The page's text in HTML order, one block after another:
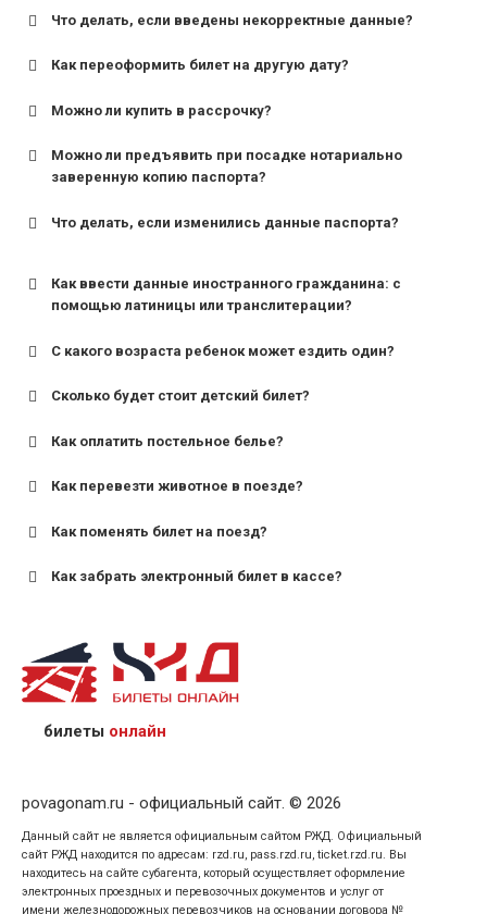
Что делать, если введены некорректные данные?
Как переоформить билет на другую дату?
Можно ли купить в рассрочку?
Можно ли предъявить при посадке нотариально
заверенную копию паспорта?
Что делать, если изменились данные паспорта?
Как ввести данные иностранного гражданина: с
помощью латиницы или транслитерации?
С какого возраста ребенок может ездить один?
для поездов дальнего следования — от 10 лет и
для пригородных поездов — от 7 лет.
Сколько будет стоит детский билет?
Как оплатить постельное белье?
Как перевезти животное в поезде?
Как поменять билет на поезд?
Как забрать электронный билет в кассе?
назвав кассиру 14-значный номер заказа;
предъявив удостоверение личности пассажира, на
кого оформлен билет.
билеты онлайн
povagonam.ru - официальный сайт. © 2026
Данный сайт не является официальным сайтом РЖД. Официальный
сайт РЖД находится по адресам: rzd.ru, pass.rzd.ru, ticket.rzd.ru. Вы
находитесь на сайте субагента, который осуществляет оформление
электронных проездных и перевозочных документов и услуг от
имени железнодорожных перевозчиков на основании договора №